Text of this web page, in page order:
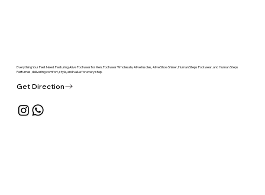
Everything Your Feet Need. Featuring Alive Footwear for Men, Footwear Wholesale, Alive Insoles, Alive Shoe Shiner, Human Steps Footwear, and Human Steps
Perfumes, delivering comfort, style, and value for every step.
Get Direction